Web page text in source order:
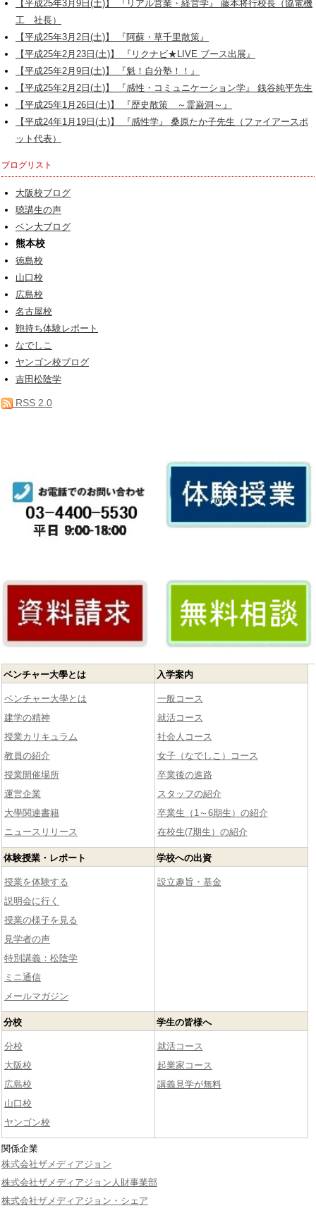
【平成25年3月9日(土)】 『リアル営業・経営学』 藤本将行校長（協電機
工 社長）
【平成25年3月2日(土)】 『阿蘇・草千里散策』
【平成25年2月23日(土)】 『リクナビ★LIVE ブース出展』
【平成25年2月9日(土)】 『魁！自分塾！！』
【平成25年2月2日(土)】 『感性・コミュニケーション学』 銭谷純平先生
【平成25年1月26日(土)】 『歴史散策 ～霊巌洞～』
【平成24年1月19日(土)】 『感性学』 桑原たか子先生（ファイアースポ
ット代表）
ブログリスト
大阪校ブログ
聴講生の声
ベン大ブログ
熊本校
徳島校
山口校
広島校
名古屋校
鞄持ち体験レポート
なでしこ
ヤンゴン校ブログ
吉田松陰学
RSS 2.0
ベンチャー大學とは
ベンチャー大學とは
建学の精神
授業カリキュラム
教員の紹介
授業開催場所
運営企業
大學関連書籍
ニュースリリース
入学案内
一般コース
就活コース
社会人コース
女子（なでしこ）コース
卒業後の進路
スタッフの紹介
卒業生（1～6期生）の紹介
在校生(7期生）の紹介
体験授業・レポート
授業を体験する
説明会に行く
授業の様子を見る
見学者の声
特別講義：松陰学
ミニ通信
メールマガジン
学校への出資
設立趣旨・基金
分校
分校
大阪校
広島校
山口校
ヤンゴン校
学生の皆様へ
就活コース
起業家コース
講義見学が無料
関係企業
株式会社ザメディアジョン
株式会社ザメディアジョン人財事業部
株式会社ザメディアジョン・シェア